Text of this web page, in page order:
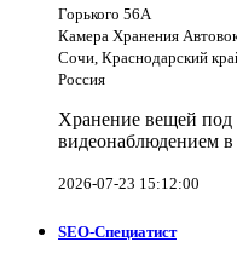
Горького 56А
Камера Хранения
Сочи, Краснодарский
Россия
Хранение вещей под
видеонаблюдением
2026-07-23 15:12:00
SEO-Специатист